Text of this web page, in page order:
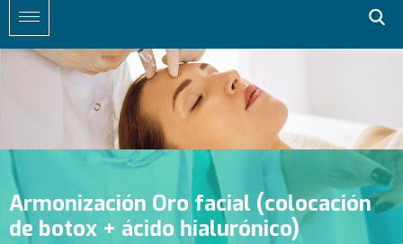
Armonización Oro facial (colocación
de botox + ácido hialurónico)